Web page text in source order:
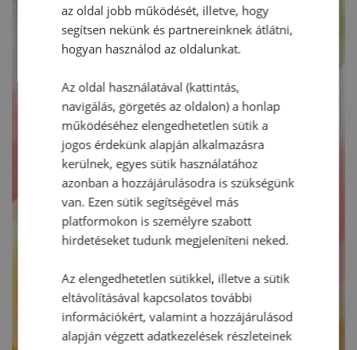
az oldal jobb működését, illetve, hogy
segítsen nekünk és partnereinknek átlátni,
hogyan használod az oldalunkat.
Az oldal használatával (kattintás,
navigálás, görgetés az oldalon) a honlap
működéséhez elengedhetetlen sütik a
jogos érdekünk alapján alkalmazásra
kerülnek, egyes sütik használatához
azonban a hozzájárulásodra is szükségünk
van. Ezen sütik segítségével más
platformokon is személyre szabott
hirdetéseket tudunk megjeleníteni neked.
Az elengedhetetlen sütikkel, illetve a sütik
eltávolításával kapcsolatos további
információkért, valamint a hozzájárulásod
alapján végzett adatkezelések részleteinek